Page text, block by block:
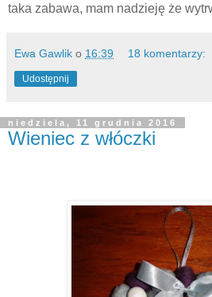
taka zabawa, mam nadzieję że
Ewa Gawlik o 16:39 18 komentarzy:
Udostępnij
niedziela, 11 grudnia 2016
Wieniec z włóczki